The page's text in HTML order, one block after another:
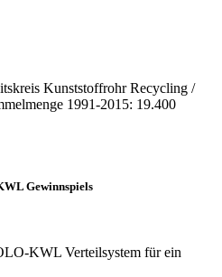
Kunststoffrohr Recycling /
1991-2015: 19.400
Gewinnspiels
KWL Verteilsystem für ein